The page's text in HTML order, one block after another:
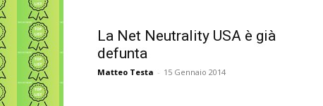
La Net Neutrality USA è già
defunta
Matteo Testa - 15 Gennaio 2014